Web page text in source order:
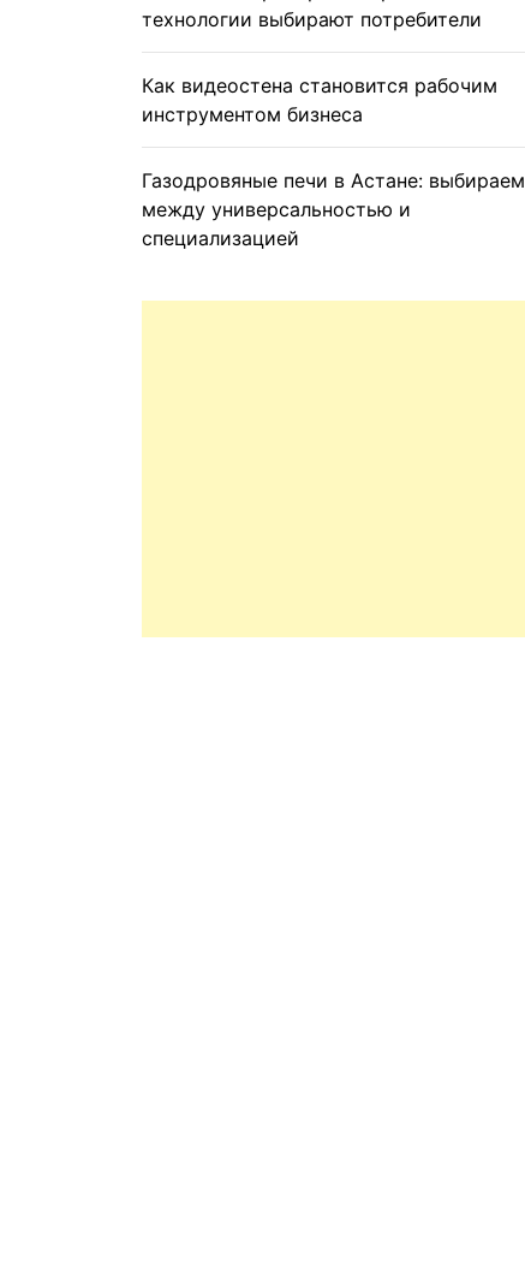
технологии выбирают потребители
Как видеостена становится рабочим
инструментом бизнеса
Газодровяные печи в Астане: выбираем
между универсальностью и
специализацией